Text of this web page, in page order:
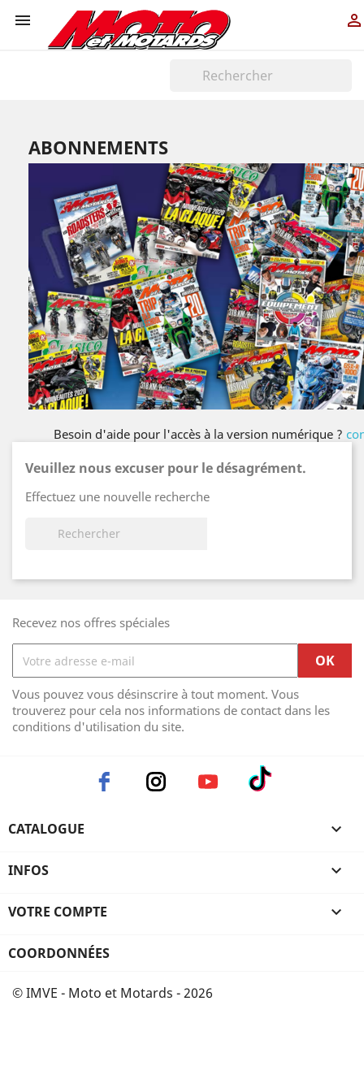
 
ABONNEMENTS
Besoin d'aide pour l'accès à la version numérique ?
Veuillez nous excuser pour le désagrément.
Effectuez une nouvelle recherche
Recevez nos offres spéciales
Vous pouvez vous désinscrire à tout moment. Vous
trouverez pour cela nos informations de contact dans les
conditions d'utilisation du site.
CATALOGUE 
INFOS 
VOTRE COMPTE 
COORDONNÉES
© IMVE - Moto et Motards - 2026